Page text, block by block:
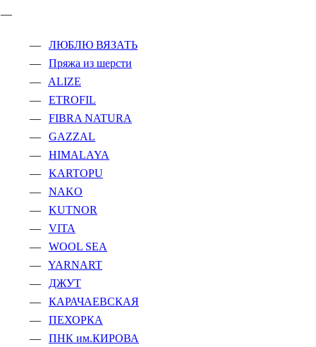
ЛЮБЛЮ ВЯЗАТЬ
Пряжа из шерсти
ALIZE
ETROFIL
FIBRA NATURA
GAZZAL
HIMALAYA
KARTOPU
NAKO
KUTNOR
VITA
WOOL SEA
YARNART
ДЖУТ
КАРАЧАЕВСКАЯ
ПЕХОРКА
ПНК им.КИРОВА